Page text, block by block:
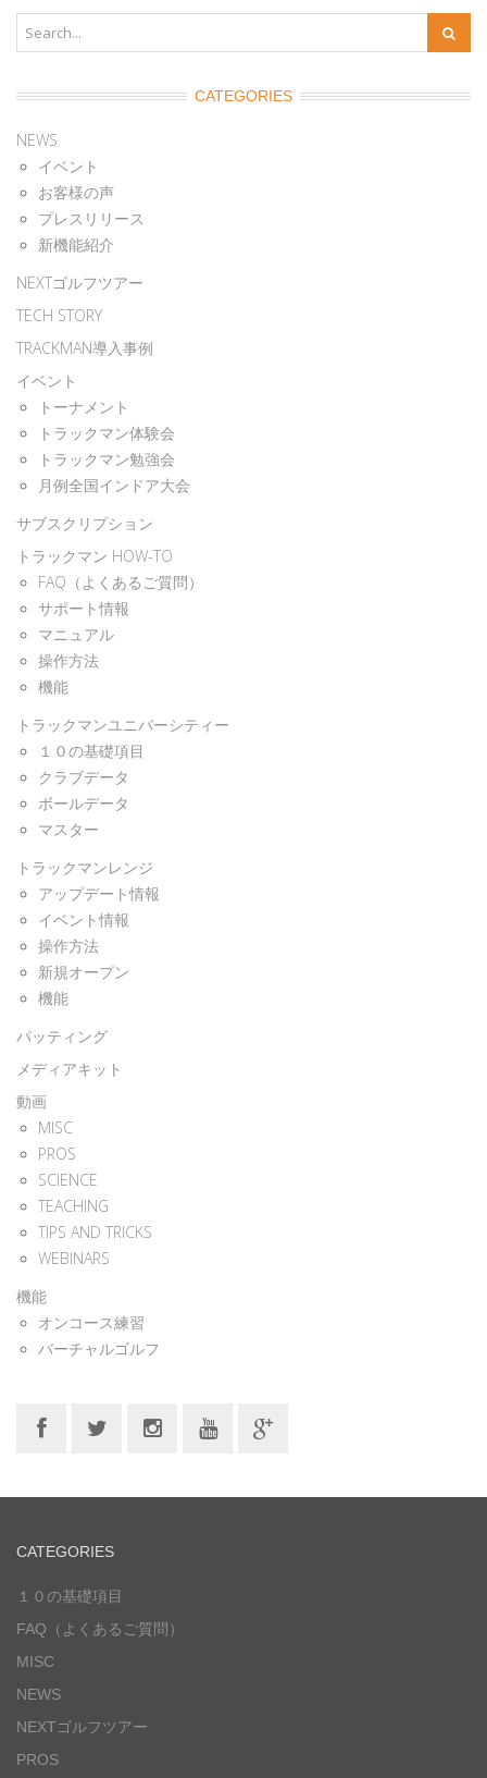
CATEGORIES
NEWS
イベント
お客様の声
プレスリリース
新機能紹介
NEXTゴルフツアー
TECH STORY
TRACKMAN導入事例
イベント
トーナメント
トラックマン体験会
トラックマン勉強会
月例全国インドア大会
サブスクリプション
トラックマン HOW-TO
FAQ（よくあるご質問）
サポート情報
マニュアル
操作方法
機能
トラックマンユニバーシティー
１０の基礎項目
クラブデータ
ボールデータ
マスター
トラックマンレンジ
アップデート情報
イベント情報
操作方法
新規オープン
機能
パッティング
メディアキット
動画
MISC
PROS
SCIENCE
TEACHING
TIPS AND TRICKS
WEBINARS
機能
オンコース練習
バーチャルゴルフ
CATEGORIES
１０の基礎項目
FAQ（よくあるご質問）
MISC
NEWS
NEXTゴルフツアー
PROS